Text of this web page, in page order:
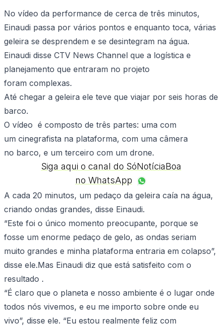
No vídeo da performance de cerca de três minutos,
Einaudi passa por vários pontos e enquanto toca, várias
geleira se desprendem e se desintegram na água.
Einaudi disse CTV News Channel que a logística e
planejamento que entraram no projeto
foram complexas.
Até chegar a geleira ele teve que viajar por seis horas de
barco.
O vídeo é composto de três partes: uma com
um cinegrafista na plataforma, com uma câmera
no barco, e um terceiro com um drone.
Siga aqui o canal do SóNotíciaBoa
no WhatsApp
A cada 20 minutos, um pedaço da geleira caía na água,
criando ondas grandes, disse Einaudi.
“Este foi o único momento preocupante, porque se
fosse um enorme pedaço de gelo, as ondas seriam
muito grandes e minha plataforma entraria em colapso”,
disse ele.Mas Einaudi diz que está satisfeito com o
resultado .
“É claro que o planeta e nosso ambiente é o lugar onde
todos nós vivemos, e eu me importo sobre onde eu
vivo”, disse ele. “Eu estou realmente feliz com